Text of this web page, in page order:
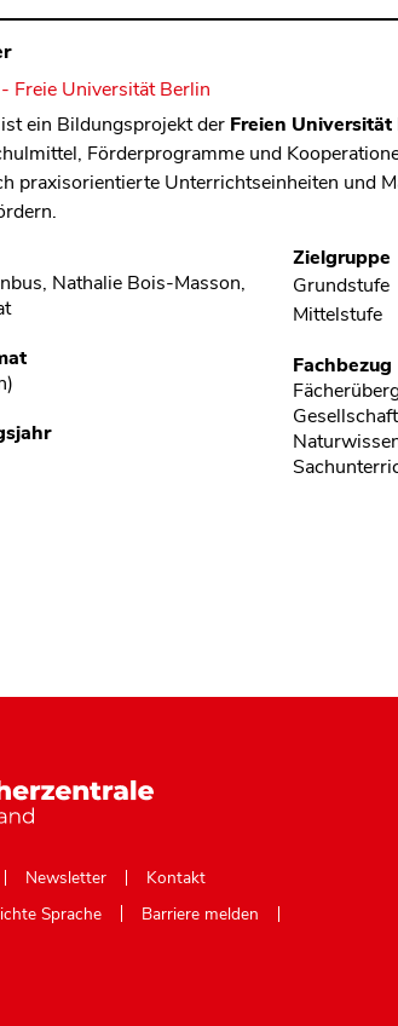
Freie Universität Berlin
ein Bildungsprojekt der Freien Universität
Förderprogramme und
praxisorientierte Unterrichtseinheiten und
Nathalie Bois-Masson,
Zielgruppe
Grundstufe
Mittelstufe
Fachbezug
Newsletter
Kontakt
Sprache
Barriere melden